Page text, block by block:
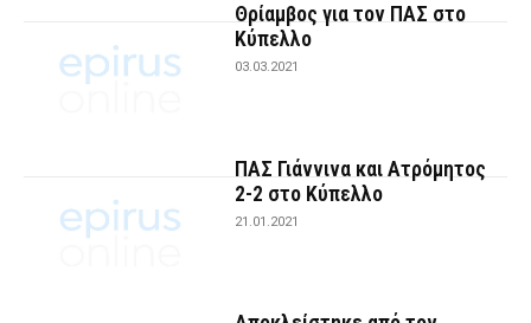
Θρίαμβος για τον ΠΑΣ στο
Κύπελλο
03.03.2021
ΠΑΣ Γιάννινα και Ατρόμητος
2-2 στο Κύπελλο
21.01.2021